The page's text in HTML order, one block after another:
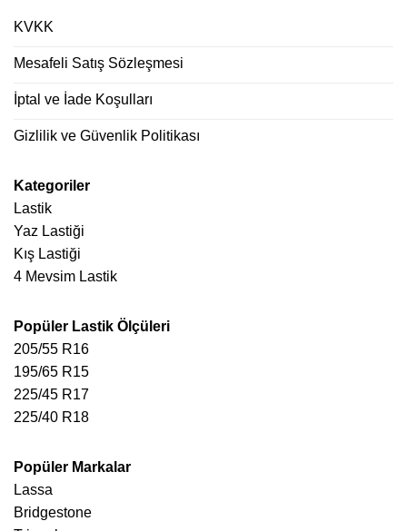
KVKK
Mesafeli Satış Sözleşmesi
İptal ve İade Koşulları
Gizlilik ve Güvenlik Politikası
Kategoriler
Lastik
Yaz Lastiği
Kış Lastiği
4 Mevsim Lastik
Popüler Lastik Ölçüleri
205/55 R16
195/65 R15
225/45 R17
225/40 R18
Popüler Markalar
Lassa
Bridgestone